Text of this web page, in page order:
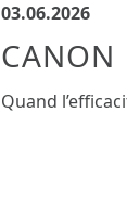
03.06.2026
CANON
Quand